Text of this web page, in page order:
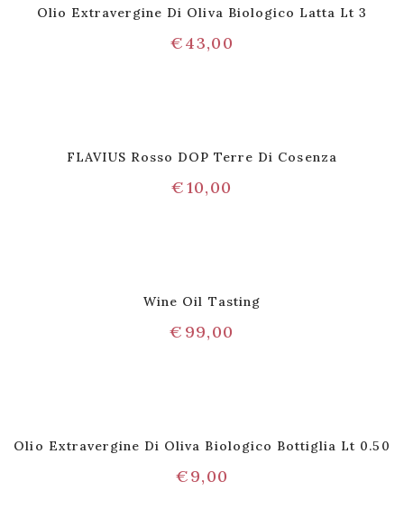
Olio Extravergine Di Oliva Biologico Latta Lt 3
€43,00
FLAVIUS Rosso DOP Terre Di Cosenza
€10,00
Wine Oil Tasting
€ 99,00
Olio Extravergine Di Oliva Biologico Bottiglia Lt 0.50
€9,00